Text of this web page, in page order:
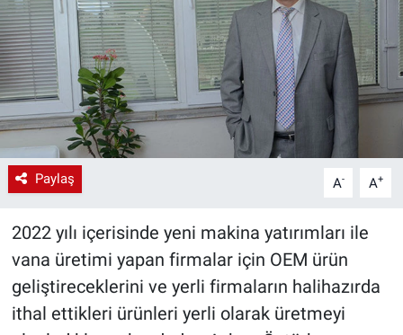
Paylaş A- A+
2022 yılı içerisinde yeni makina yatırımları ile
vana üretimi yapan firmalar için OEM ürün
geliştireceklerini ve yerli firmaların halihazırda
ithal ettikleri ürünleri yerli olarak üretmeyi